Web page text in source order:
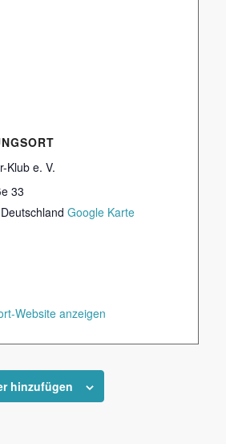
Klub e. V.
33
Deutschland Google Karte
Website anzeigen
hinzufügen